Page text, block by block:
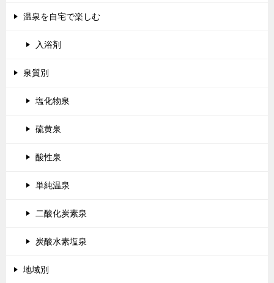
温泉を自宅で楽しむ
入浴剤
泉質別
塩化物泉
硫黄泉
酸性泉
単純温泉
二酸化炭素泉
炭酸水素塩泉
地域別